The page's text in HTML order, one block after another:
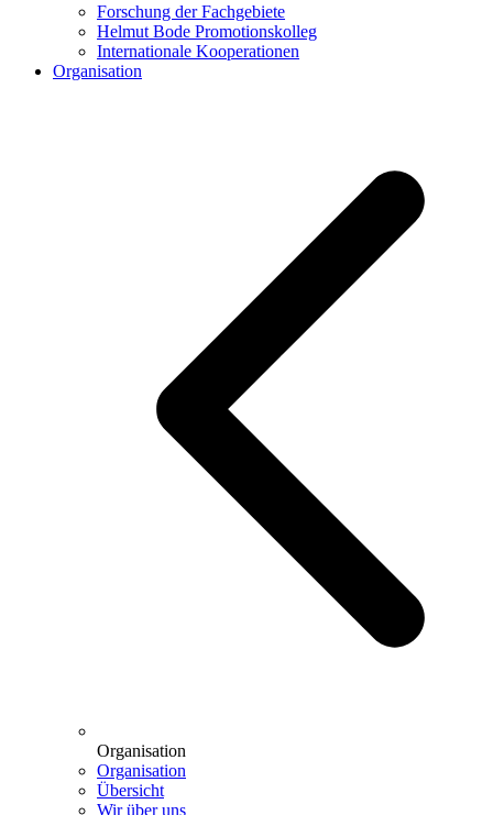
Forschung der Fachgebiete
Helmut Bode Promotionskolleg
Internationale Kooperationen
Organisation
Organisation
Organisation
Übersicht
Wir über uns